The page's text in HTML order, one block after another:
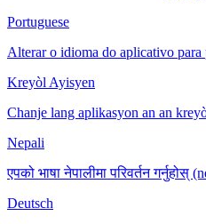
Portuguese
Alterar o idioma do aplicativo para
Kreyòl Ayisyen
Chanje lang aplikasyon an an
Nepali
एपको भाषा नेपालीमा परिवर्तन गर्नुहोस्
Deutsch